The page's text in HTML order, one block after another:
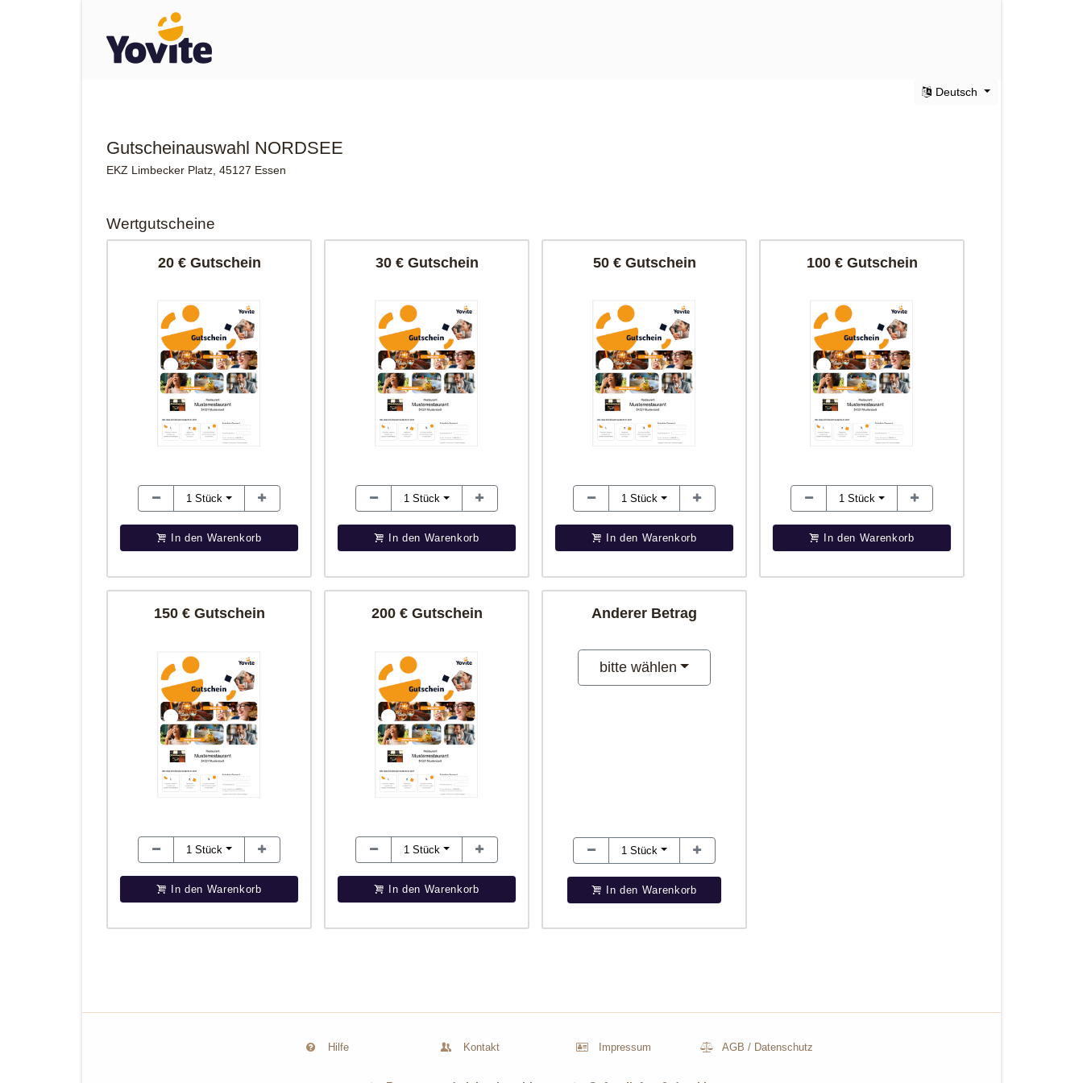
Deutsch
Gutscheinauswahl NORDSEE
EKZ Limbecker Platz, 45127 Essen
Wertgutscheine
20 € Gutschein
1Stück
In den Warenkorb
30 € Gutschein
1Stück
In den Warenkorb
50 € Gutschein
1Stück
In den Warenkorb
100 € Gutschein
1Stück
In den Warenkorb
150 € Gutschein
1Stück
In den Warenkorb
200 € Gutschein
1Stück
In den Warenkorb
Anderer Betrag
bitte wählen
1Stück
In den Warenkorb
Hilfe Kontakt Impressum AGB / Datenschutz